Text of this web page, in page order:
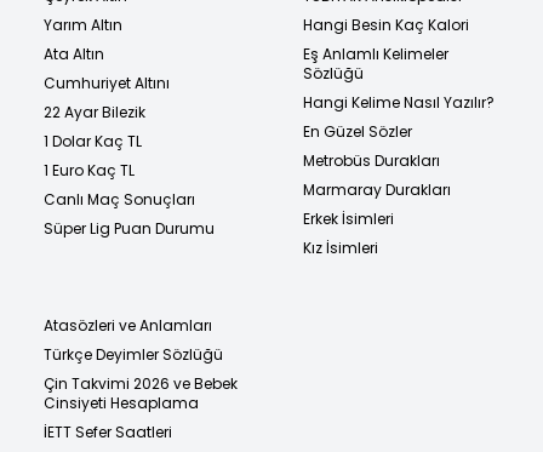
Yarım Altın
Ata Altın
Cumhuriyet Altını
22 Ayar Bilezik
1 Dolar Kaç TL
1 Euro Kaç TL
Canlı Maç Sonuçları
Süper Lig Puan Durumu
Hangi Besin Kaç Kalori
Eş Anlamlı Kelimeler
Sözlüğü
Hangi Kelime Nasıl Yazılır?
En Güzel Sözler
Metrobüs Durakları
Marmaray Durakları
Erkek İsimleri
Kız İsimleri
Atasözleri ve Anlamları
Türkçe Deyimler Sözlüğü
Çin Takvimi 2026 ve Bebek
Cinsiyeti Hesaplama
İETT Sefer Saatleri